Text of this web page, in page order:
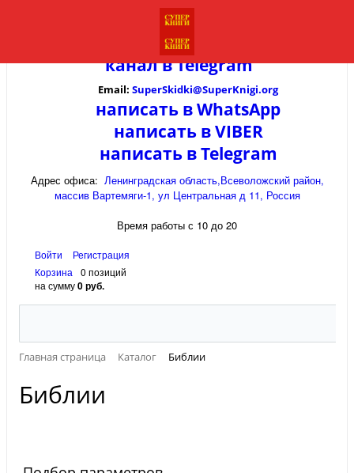
канал вTelegram
Email: SuperSkidki@SuperKnigi.org
написать в WhatsApp
написать в VIBER
написать в Telegram
Адрес офиса: Ленинградская область,Всеволожский район,
массив Вартемяги-1, ул Центральная д 11, Россия
Время работы с 10 до 20
Войти
Регистрация
Корзина
0 позиций
на сумму0 руб.
Главная страница Каталог Библии
Библии